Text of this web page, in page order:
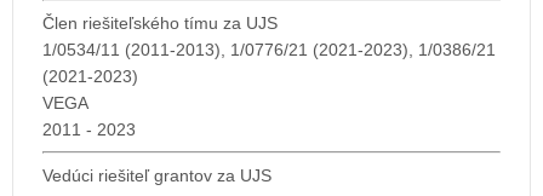
Člen riešiteľského tímu za UJS
1/0534/11 (2011-2013), 1/0776/21 (2021-2023), 1/0386/21
(2021-2023)
VEGA
2011 - 2023
Vedúci riešiteľ grantov za UJS